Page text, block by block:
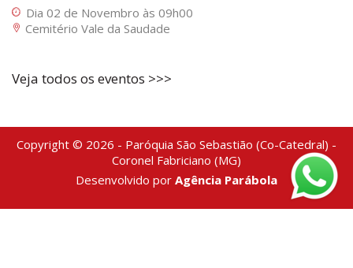
Dia 02 de Novembro às 09h00
Cemitério Vale da Saudade
Veja todos os eventos >>>
Copyright © 2026 - Paróquia São Sebastião (Co-Catedral) -
Coronel Fabriciano (MG)
Desenvolvido por Agência Parábola